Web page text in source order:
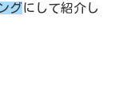
グにして紹介し